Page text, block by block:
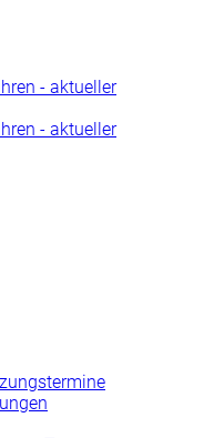
- aktueller
- aktueller